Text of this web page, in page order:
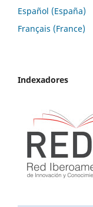
Español (España)
Français (France)
Indexadores